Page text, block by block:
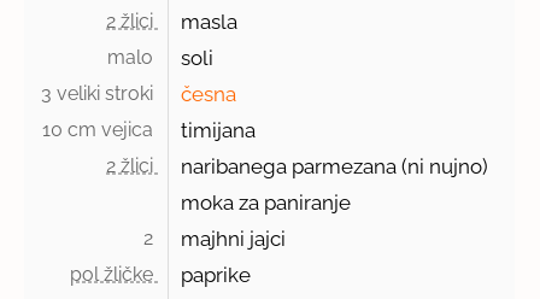
2 žlici masla
malo soli
3 veliki stroki česna
10 cm vejica timijana
2 žlici
naribanega parmezana (ni nujno)
moka za paniranje
2 majhni jajci
pol žličke
paprike